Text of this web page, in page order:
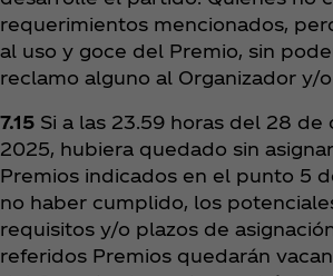
requerimientos mencionados,
al uso y goce del Premio, sin
reclamo alguno al Organizador y/o
7.15 Si a las 23.59 horas del 28
2025, hubiera quedado sin
Premios indicados en el punto 5
no haber cumplido, los
requisitos y/o plazos de
referidos Premios quedarán